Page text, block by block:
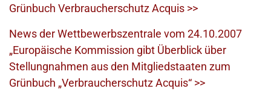
Grünbuch Verbraucherschutz Acquis >>
News der Wettbewerbszentrale vom 24.10.2007
„Europäische Kommission gibt Überblick über
Stellungnahmen aus den Mitgliedstaaten zum
Grünbuch „Verbraucherschutz Acquis“ >>